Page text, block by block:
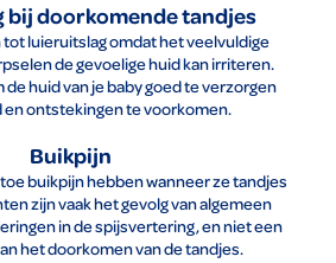
bij doorkomende tandjes
tot luieruitslag omdat het veelvuldige
de gevoelige huid kan irriteren.
de huid van je baby goed te verzorgen
en ontstekingen te voorkomen.
Buikpijn
buikpijn hebben wanneer ze tandjes
zijn vaak het gevolg van algemeen
in de spijsvertering, en niet een
het doorkomen van de tandjes.